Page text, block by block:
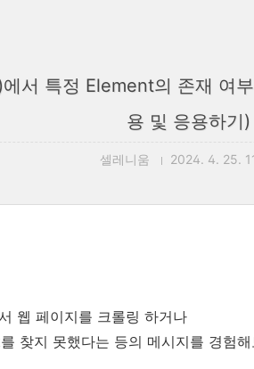
서 특정 Element의 존재 여
용 및 응용하기)
셀레니움 2024. 4. 25.
웹 페이지를 크롤링 하거나
찾지 못했다는 등의 메시지를 경험